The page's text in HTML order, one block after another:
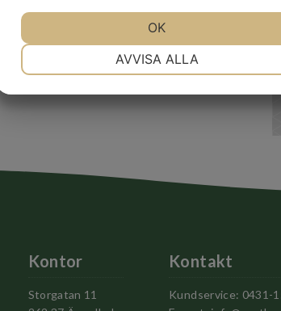
Kontor
Storgatan 11
Kontakt
Kundservice: 0431-
AVVISA ALLA
OK